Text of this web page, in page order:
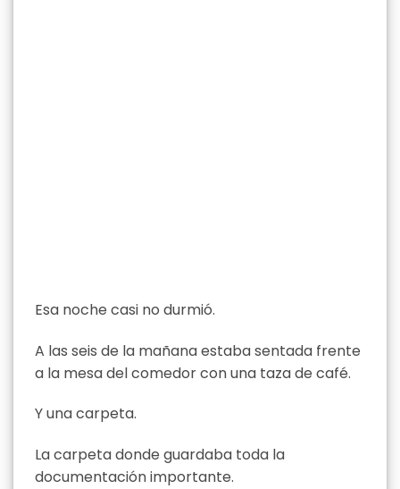
Esa noche casi no durmió.
A las seis de la mañana estaba sentada frente
a la mesa del comedor con una taza de café.
Y una carpeta.
La carpeta donde guardaba toda la
documentación importante.